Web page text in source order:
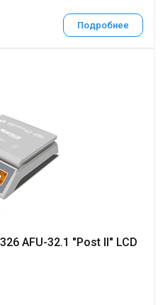
Подробнее
AFU-32.1 "Post II" LCD